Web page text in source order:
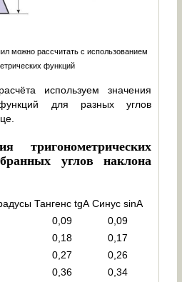
можно рассчитать с использованием
функций
используем значения
функций для разных углов
тригонометрических
углов наклона
Тангенс tgA Синус sinA
0,09
0,09
0,18
0,17
0,27
0,26
0,36
0,34